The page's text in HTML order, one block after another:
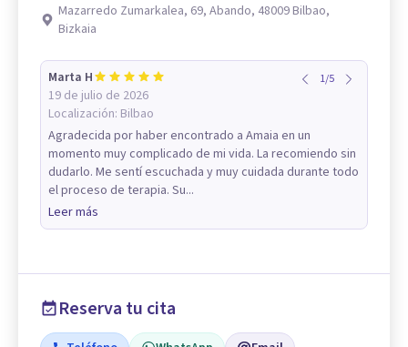
Mazarredo Zumarkalea, 69, Abando, 48009 Bilbao,
Bizkaia
Marta H
19 de julio de 2026
Localización: Bilbao
1/5
Agradecida por haber encontrado a Amaia en un
momento muy complicado de mi vida. La recomiendo sin
dudarlo. Me sentí escuchada y muy cuidada durante todo
el proceso de terapia. Su...
Leer más
Reserva tu cita